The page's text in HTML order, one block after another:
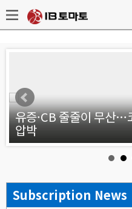
유증·CB 줄줄이 무산…
압박
Subscription News